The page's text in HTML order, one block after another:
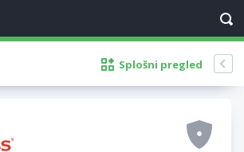
Splošni pregled